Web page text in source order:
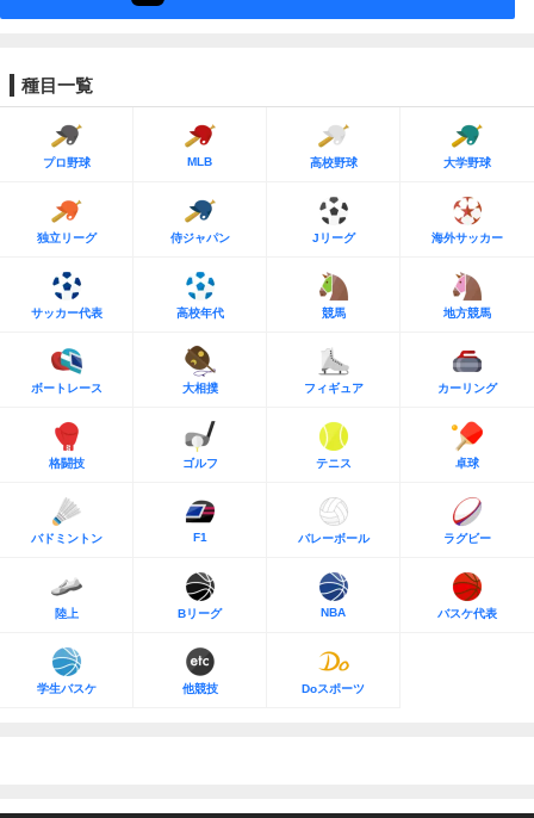
種目一覧
プロ野球 MLB 高校野球 大学野球
独立リーグ 侍ジャパン Jリーグ 海外サッカー
サッカー代表 高校年代 競馬 地方競馬
ボートレース 大相撲 フィギュア カーリング
格闘技 ゴルフ テニス 卓球
バドミントン F1 バレーボール ラグビー
陸上 Bリーグ NBA バスケ代表
学生バスケ 他競技 Doスポーツ